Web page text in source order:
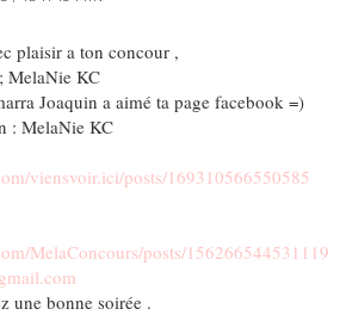
plaisir a ton concour ,
MelaNie KC
Joaquin a aimé ta page facebook =)
: MelaNie KC
viensvoir.ici/posts/169310566550585
MelaConcours/posts/156266544531119
une bonne soirée .